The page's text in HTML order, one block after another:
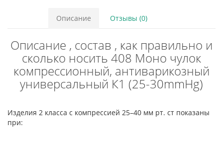
Описание Отзывы (0)
Описание , состав , как правильно и
сколько носить 408 Моно чулок
компрессионный, антиварикозный
универсальный К1 (25-30mmHg)
Изделия 2 класса с компрессией 25–40 мм рт. ст показаны
при: